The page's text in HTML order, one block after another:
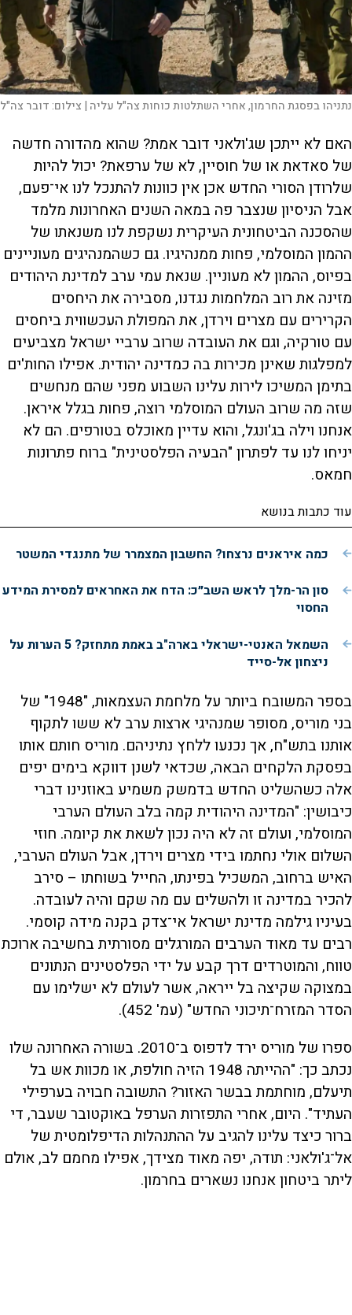
נתניהו בפסגת החרמון, אחרי השתלטות כוחות צה"ל עליה | צילום:דובר צה"ל
האם לא ייתכן שג'ולאני דובר אמת? שהוא מהדורה חדשה
של סאדאת או של חוסיין, לא של ערפאת? יכול להיות
שלרודן הסורי החדש אכן אין כוונות להתנכל לנו אי־פעם,
אבל הניסיון שנצבר פה במאה השנים האחרונות מלמד
שהסכנה הביטחונית העיקרית נשקפת לנו משנאתו של
ההמון המוסלמי, פחות ממנהיגיו. גם כשהמנהיגים מעוניינים
בפיוס, ההמון לא מעוניין. שנאת עמי ערב למדינת היהודים
מזינה את רוב המלחמות נגדנו, מסבירה את היחסים
הקרירים עם מצרים וירדן, את המפולת העכשווית ביחסים
עם טורקיה, וגם את העובדה שרוב ערביי ישראל מצביעים
למפלגות שאינן מכירות בה כמדינה יהודית. אפילו החות'ים
בתימן המשיכו לירות עלינו השבוע מפני שהם מנחשים
שזה מה שרוב העולם המוסלמי רוצה, פחות בגלל איראן.
אנחנו וילה בג'ונגל, והוא עדיין מאוכלס בטורפים. הם לא
יניחו לנו עד לפתרון "הבעיה הפלסטינית" ברוח פתרונות
חמאס.
עוד כתבות בנושא
כמה איראנים נרצחו? החשבון המצמרר של מתנגדי המשטר
סון הר-מלך לראש השב״כ: הדח את האחראים למסירת המידע
החסוי
השמאל האנטי-ישראלי בארה"ב באמת מתחזק? 5 הערות על
ניצחון אל-סייד
בספר המשובח ביותר על מלחמת העצמאות, "1948" של
בני מוריס, מסופר שמנהיגי ארצות ערב לא ששו לתקוף
אותנו בתש"ח, אך נכנעו ללחץ נתיניהם. מוריס חותם אותו
בפסקת הלקחים הבאה, שכדאי לשנן דווקא בימים יפים
אלה כשהשליט החדש בדמשק משמיע באוזנינו דברי
כיבושין: "המדינה היהודית קמה בלב העולם הערבי
המוסלמי, ועולם זה לא היה נכון לשאת את קיומה. חוזי
השלום אולי נחתמו בידי מצרים וירדן, אבל העולם הערבי,
האיש ברחוב, המשכיל בפינתו, החייל בשוחתו – סירב
להכיר במדינה זו ולהשלים עם מה שקם והיה לעובדה.
בעיניו גילמה מדינת ישראל אי־צדק בקנה מידה קוסמי.
רבים עד מאוד הערבים המורגלים מסורתית בחשיבה ארוכת
טווח, והמוטרדים דרך קבע על ידי הפלסטינים הנתונים
במצוקה שקיצה בל ייראה, אשר לעולם לא ישלימו עם
הסדר המזרח־תיכוני החדש" (עמ' 452)
.
ספרו של מוריס ירד לדפוס ב־2010. בשורה האחרונה שלו
נכתב כך: "ההייתה 1948 הזיה חולפת, או מכוות אש בל
תיעלם, מוחתמת בבשר האזור? התשובה חבויה בערפילי
העתיד". היום, אחרי התפזרות הערפל באוקטובר שעבר, די
ברור כיצד עלינו להגיב על ההתנהלות הדיפלומטית של
אל־ג'ולאני: תודה, יפה מאוד מצידך, אפילו מחמם לב, אולם
ליתר ביטחון אנחנו נשארים בחרמון.